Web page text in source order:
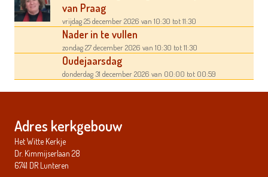
van Praag
vrijdag 25 december 2026 van 10:30 tot 11:30
Nader in te vullen
zondag 27 december 2026 van 10:30 tot 11:30
Oudejaarsdag
donderdag 31 december 2026 van 00:00 tot 00:59
Adres kerkgebouw
Het Witte Kerkje
Dr. Kimmijserlaan 28
6741 DR Lunteren